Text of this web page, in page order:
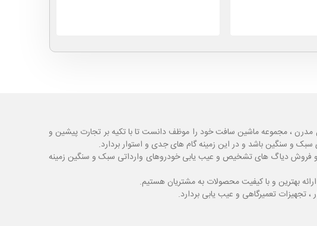
مدرن ، مجموعه ماشین سافت خود را موظف دانست تا با تکیه بر تجارت پیشین و
و سنگین باشد و در این زمینه گام های جدی و استوار بردارد.
و فروش دیاگ های تشخیص و عیب یابی خودروهای وارداتی سبک و سنگین زمینه
بهترین و با کیفیت محصولات به مشتریان هستیم.